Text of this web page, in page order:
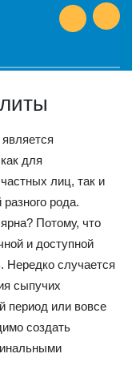
является
для
лиц, так и
рода.
Потому, что
и доступной
Нередко случается
сыпучих
период или вовсе
создать